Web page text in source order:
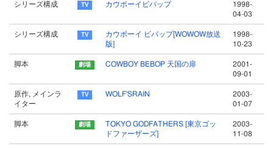
シリーズ構成 カウボーイビバップ
1998-
04-03
シリーズ構成
カウボーイ ビバップ[WOWOW放送
版]
1998-
10-23
脚本 COWBOY BEBOP 天国の扉
2001-
09-01
原作, メインラ
イター
WOLF'SRAIN
2003-
01-07
脚本
TOKYO GODFATHERS [東京ゴッ
ドファーザーズ]
2003-
11-08